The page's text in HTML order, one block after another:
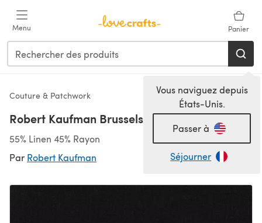
Menu Panier
Vous naviguez depuis
États-Unis.
Passer à
Séjourner
Couture & Patchwork
Robert Kaufman Brussels Washer Linen Blend
55% Linen 45% Rayon
Par Robert Kaufman